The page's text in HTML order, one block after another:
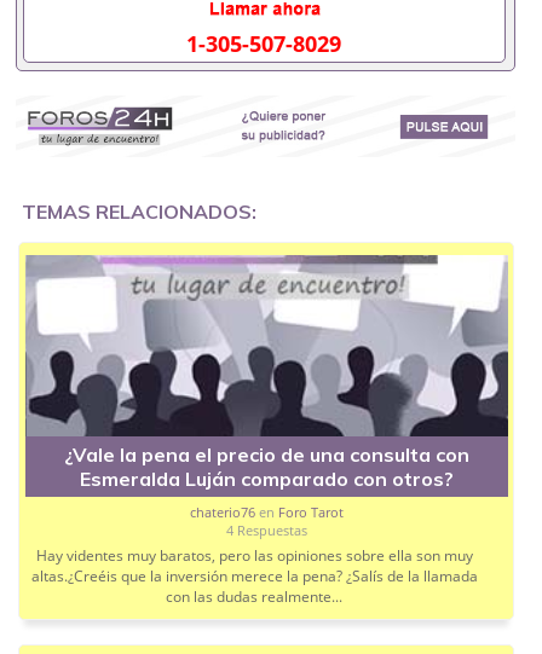
1-305-507-8029
TEMAS RELACIONADOS:
¿Vale la pena el precio de una consulta con
Esmeralda Luján comparado con otros?
chaterio76en Foro Tarot
4 Respuestas
Hay videntes muy baratos, pero las opiniones sobre ella son muy
altas.¿Creéis que la inversión merece la pena? ¿Salís de la llamada
con las dudas realmente...